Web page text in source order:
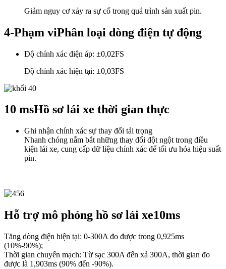
Giảm nguy cơ xảy ra sự cố trong quá trình sản xuất pin.
4-Phạm viPhân loại dòng điện tự động
Độ chính xác điện áp: ±0,02FS
Độ chính xác hiện tại: ±0,03FS
10 msHồ sơ lái xe thời gian thực
Ghi nhận chính xác sự thay đổi tải trọng
Nhanh chóng nắm bắt những thay đổi đột ngột trong điều
kiện lái xe, cung cấp dữ liệu chính xác để tối ưu hóa hiệu suất
pin.
Hỗ trợ mô phỏng hồ sơ lái xe10ms
Tăng dòng điện hiện tại: 0-300A đo được trong 0,925ms
(10%-90%);
Thời gian chuyển mạch: Từ sạc 300A đến xả 300A, thời gian đo
được là 1,903ms (90% đến -90%).